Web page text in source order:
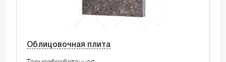
Облицовочная плита